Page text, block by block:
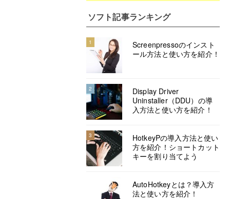
ソフト記事ランキング
1
Screenpressoのインスト
ール方法と使い方を紹介！
2
Display Driver
Uninstaller（DDU）の導
入方法と使い方を紹介！
3
HotkeyPの導入方法と使い
方を紹介！ショートカット
キーを割り当てよう
AutoHotkeyとは？導入方
法と使い方を紹介！